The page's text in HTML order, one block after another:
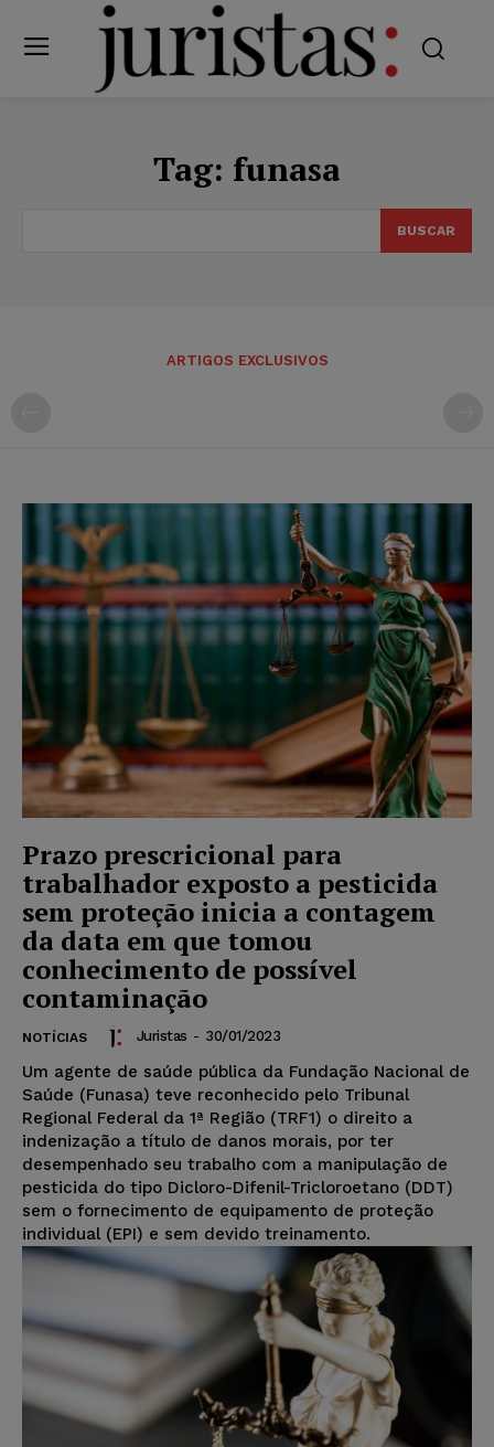
Tag: funasa
BUSCAR
ARTIGOS EXCLUSIVOS
Prazo prescricional para
trabalhador exposto a pesticida
sem proteção inicia a contagem
da data em que tomou
conhecimento de possível
contaminação
NOTÍCIAS Juristas - 30/01/2023
Um agente de saúde pública da Fundação Nacional de
Saúde (Funasa) teve reconhecido pelo Tribunal
Regional Federal da 1ª Região (TRF1) o direito a
indenização a título de danos morais, por ter
desempenhado seu trabalho com a manipulação de
pesticida do tipo Dicloro-Difenil-Tricloroetano (DDT)
sem o fornecimento de equipamento de proteção
individual (EPI) e sem devido treinamento.